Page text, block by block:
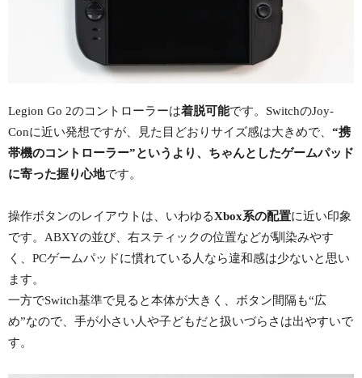
Legion Go 2のコントローラーは着脱可能です。SwitchのJoy-
Conに近い発想ですが、見た目どおりサイズ感は大きめで、 “携
帯機のコントローラー”というより、ちゃんとしたゲームパッド
に寄った握り心地です。
操作ボタンのレイアウトは、いわゆるXbox系の配置に近い印象
です。ABXYの並び、右スティックの位置などが馴染みやす
く、PCゲームパッドに慣れている人なら違和感は少ないと思い
ます。
一方でSwitch基準で見ると本体が大きく、ボタン間隔も“広
め”なので、手が小さい人や子どもだと扱いづらさは出やすいで
す。